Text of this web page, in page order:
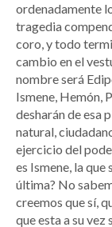
ordenadamente
tragedia
coro, y todo
cambio en el
nombre será
Ismene, Hemón,
desharán de esa
natural,
ejercicio del
es Ismene, la
última? No
creemos que sí,
que esta a su vez